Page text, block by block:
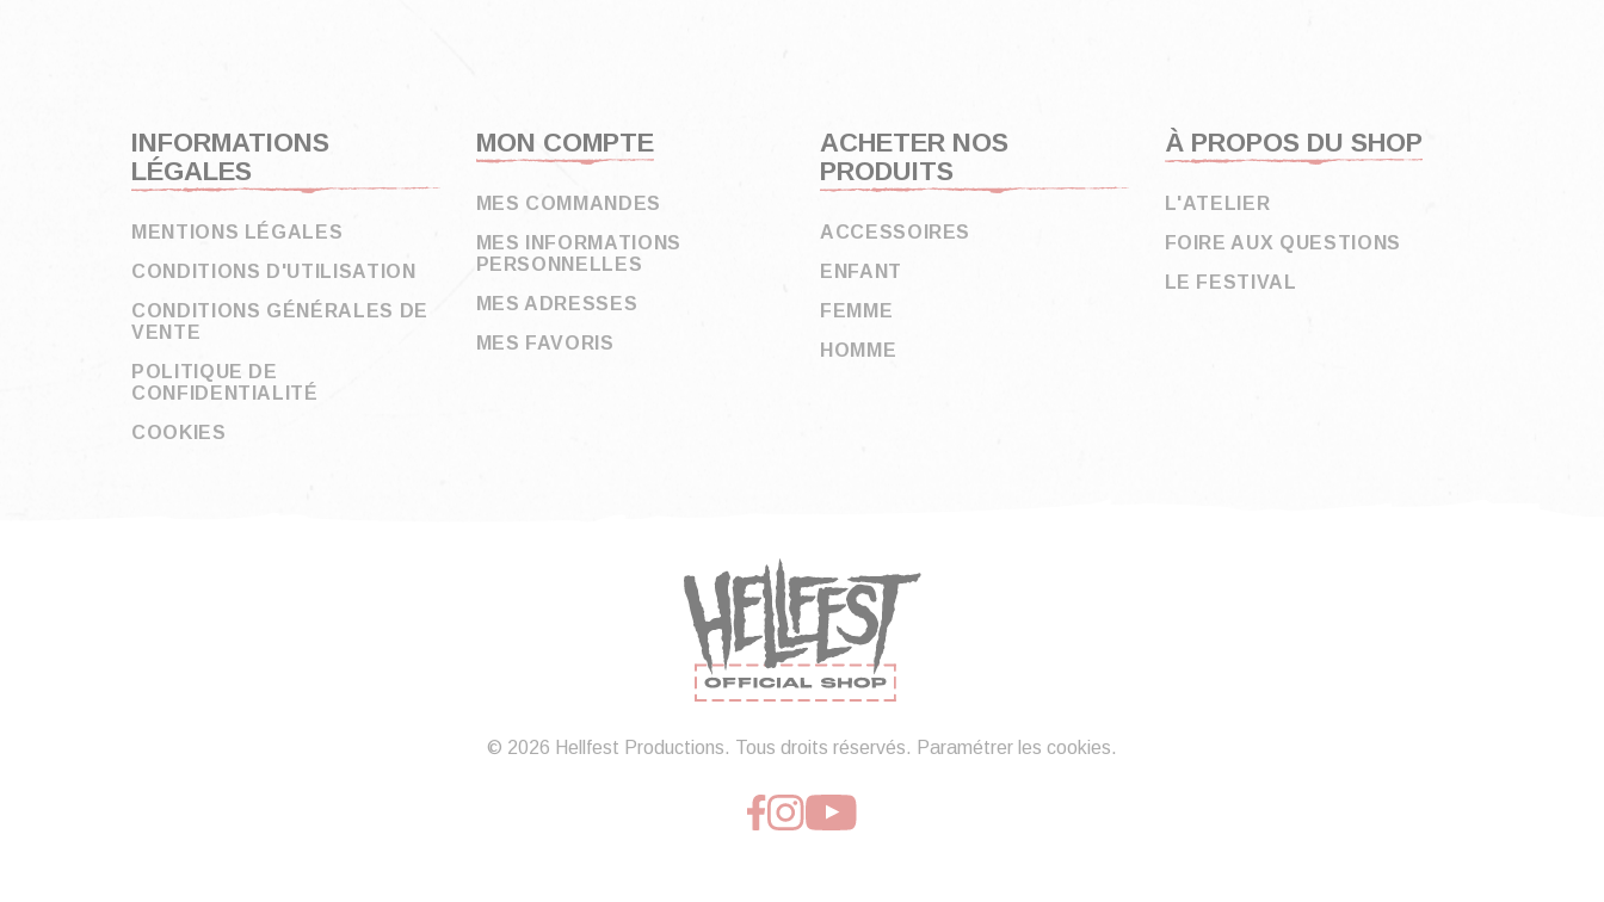
INFORMATIONS
LÉGALES
MENTIONS LÉGALES
CONDITIONS D'UTILISATION
CONDITIONS GÉNÉRALES DE
VENTE
POLITIQUE DE
CONFIDENTIALITÉ
COOKIES
MON COMPTE
MES COMMANDES
MES INFORMATIONS
PERSONNELLES
MES ADRESSES
MES FAVORIS
ACHETER NOS
PRODUITS
ACCESSOIRES
ENFANT
FEMME
HOMME
À PROPOS DU SHOP
L'ATELIER
FOIRE AUX QUESTIONS
LE FESTIVAL
© 2026 Hellfest Productions. Tous droits réservés. Paramétrer les cookies.